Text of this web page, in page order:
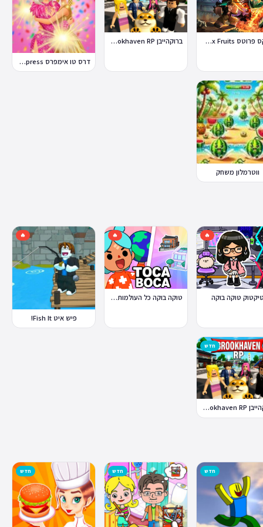
בלוקס פרוטס Blox Fruits ברוקהייבן Brookhaven RP
דרס טו אימפרס Dress To Impress
ווטרמלון משחק
🔥
טוקה בוקה
🔥
טוקה בוקה כל העולמות בחינם
🔥
פיש איט Fish It!
חדש
ברוקהייבן Brookhaven RP
חדש חדש חדש